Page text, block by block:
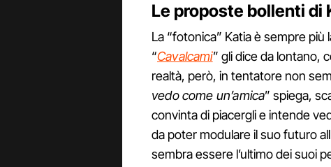
Le proposte bollenti di
La “fotonica” Katia è sempre più
“Cavalcami” gli dice da lontano,
realtà, però, in tentatore non
vedo come un’amica” spiega,
convinta di piacergli e intende
da poter modulare il suo futuro
sembra essere l’ultimo dei suoi